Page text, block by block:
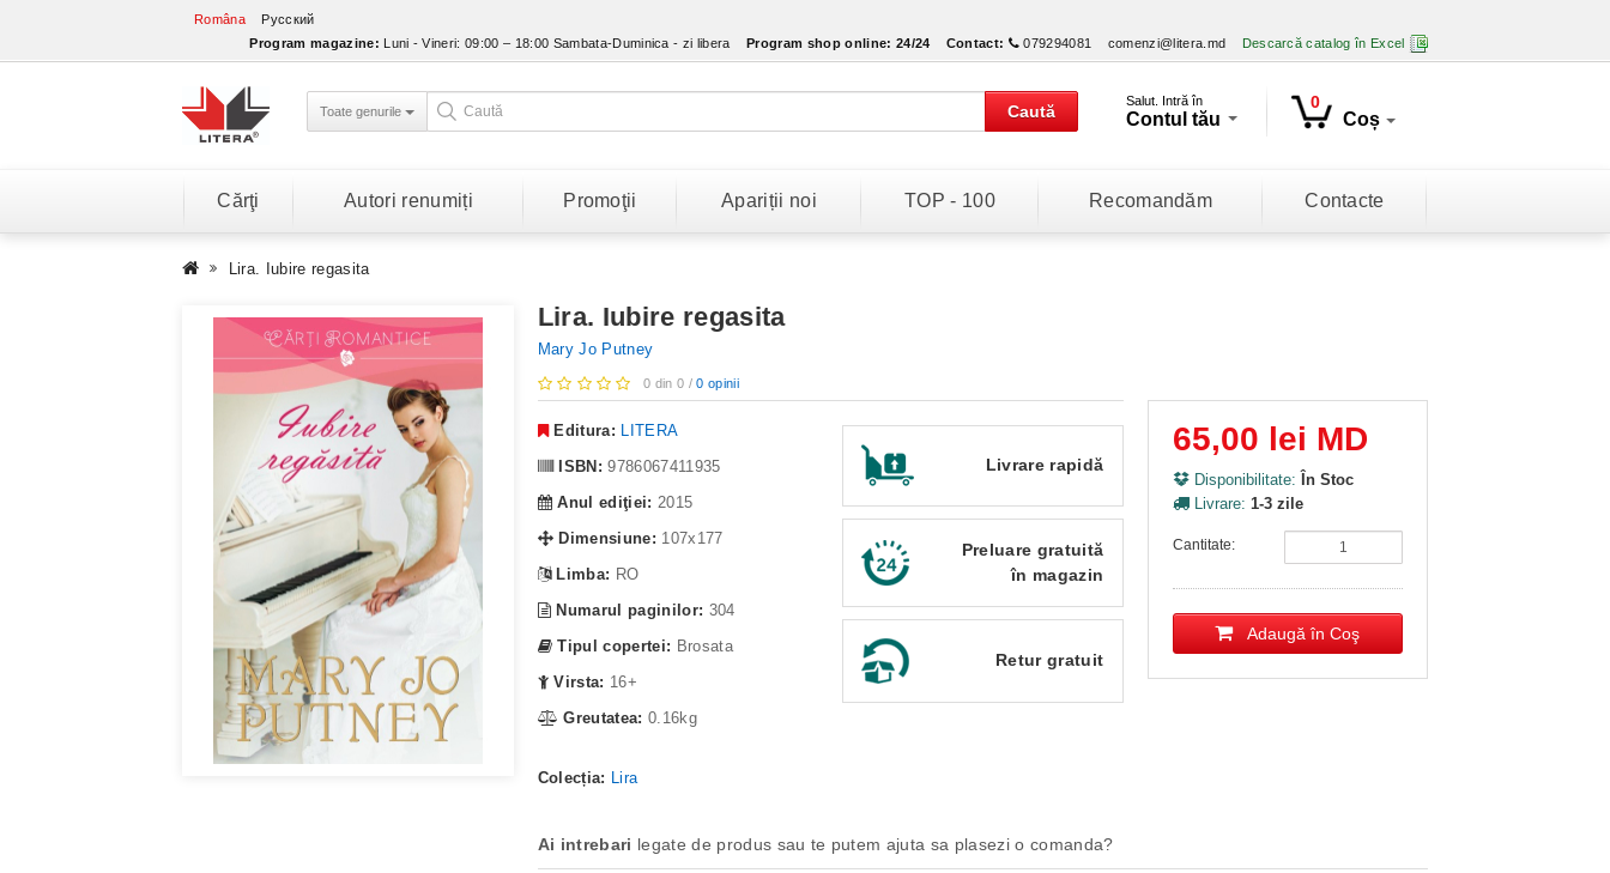
Româna
Русский
Program magazine: Luni - Vineri: 09:00 – 18:00 Sambata-Duminica - zi libera Program shop online: 24/24 Contact: 079294081 comenzi@litera.md Descarcă catalog în Excel
Toate genurile Caută
Salut. Intră în
Contul tău
0
Coș
Cărţi Autori renumiți Promoţii Apariții noi TOP - 100 Recomandăm Contacte
Lira. Iubire regasita
Lira. Iubire regasita
Mary Jo Putney
0 din 0 /0 opinii
Editura: LITERA
ISBN: 9786067411935
Anul ediţiei: 2015
Dimensiune: 107x177
Limba: RO
Numarul paginilor: 304
Tipul copertei: Brosata
Virsta: 16+
Greutatea: 0.16kg
Colecția: Lira
Livrare rapidă
Preluare gratuită
în magazin
Retur gratuit
65,00 lei MD
Disponibilitate: În Stoc
Livrare: 1-3 zile
Cantitate:
Adaugă în Coş
Ai intrebari legate de produs sau te putem ajuta sa plasezi o comanda?